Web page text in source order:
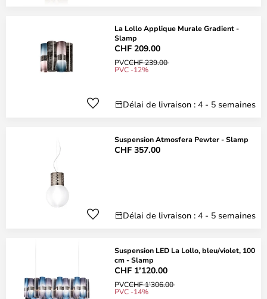
La Lollo Applique Murale Gradient -
Slamp
CHF 209.00
PVCCHF 239.00
PVC -12%
Délai de livraison : 4 - 5 semaines
Suspension Atmosfera Pewter - Slamp
CHF 357.00
Délai de livraison : 4 - 5 semaines
Suspension LED La Lollo, bleu/violet, 100
cm - Slamp
CHF 1’120.00
PVCCHF 1’306.00
PVC -14%